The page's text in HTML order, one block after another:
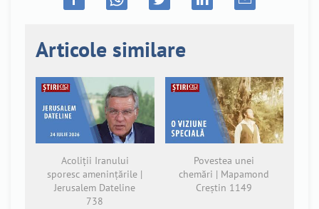
Articole similare
Acoliții Iranului
sporesc amenințările |
Jerusalem Dateline
738
Povestea unei
chemări | Mapamond
Creștin 1149